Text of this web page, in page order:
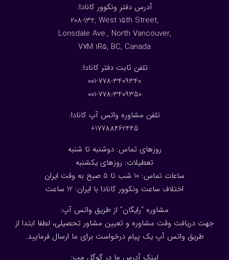
:آدرس دفتر ونکوور کانادا
208-132, West 15th Street,
Lonsdale Ave., North Vancouver,
V7M 1R5, BC, Canada
:تلفن ثابت دفتر کانادا
001-778-3409340
001-778-3409350
تلفن مشاوره واتس آپ کانادا:
17788462445+
روزهای تماس: دوشنبه تا شنبه
تعطیلات: روزهای یکشنبه
ساعات تماس: 10 شب تا 5 صبح به وقت ایران
اختلاف ساعت ونکوور کانادا با ایران: 1 2 ساعت
مشاوره “رایگان” از طریق واتس آپ:
جهت دریافت وقت مشاوره و تعیین مشاور تحصیلی، لطفا ابتدا از
طریق واتس آپ یک پیام درخواست برای ما ارسال فرمایید.
لینک آدرس ما در گوگل مپ: